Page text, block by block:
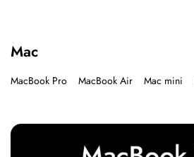
Mac
MacBook Pro MacBook Air Mac mini